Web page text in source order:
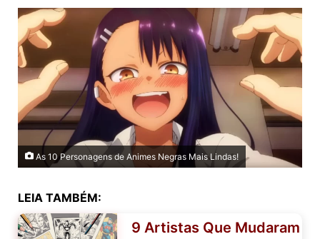
As 10 Personagens de Animes Negras Mais Lindas!
LEIA TAMBÉM:
9 Artistas Que Mudaram